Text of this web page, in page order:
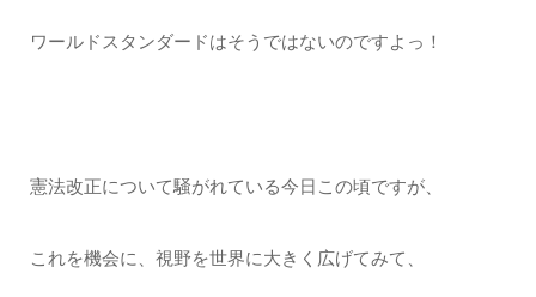
ワールドスタンダードはそうではないのですよっ！
憲法改正について騒がれている今日この頃ですが、
これを機会に、視野を世界に大きく広げてみて、